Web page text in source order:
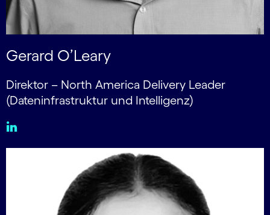
Gerard O’Leary
Direktor – North America Delivery Leader
(Dateninfrastruktur und Intelligenz)